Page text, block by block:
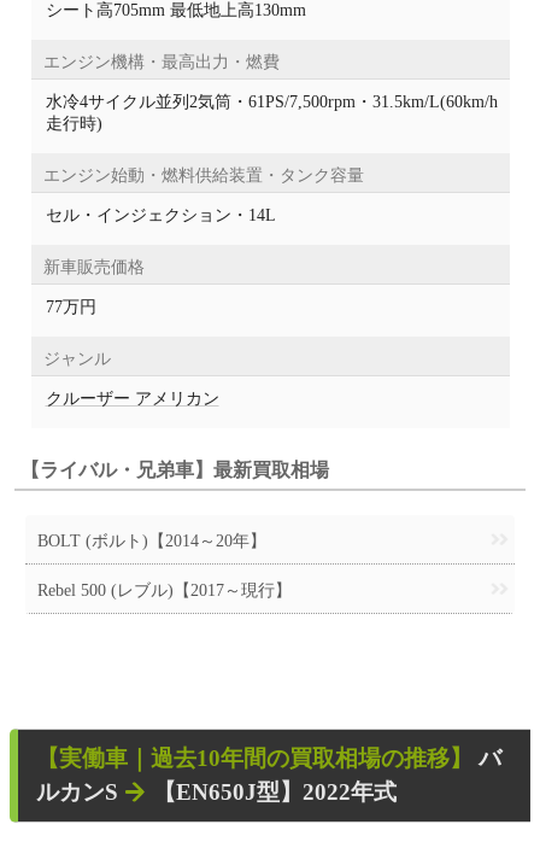
シート高705mm 最低地上高130mm
エンジン機構・最高出力・燃費
水冷4サイクル並列2気筒・61PS/7,500rpm・31.5km/L(60km/h
走行時)
エンジン始動・燃料供給装置・タンク容量
セル・インジェクション・14L
新車販売価格
77万円
ジャンル
クルーザー アメリカン
【ライバル・兄弟車】最新買取相場
BOLT (ボルト)【2014～20年】
Rebel 500 (レブル)【2017～現行】
【実働車 ｜過去10年間の買取相場の推移】バ
ルカンS
【EN650J型】2022年式